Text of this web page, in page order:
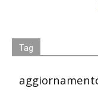
Tag